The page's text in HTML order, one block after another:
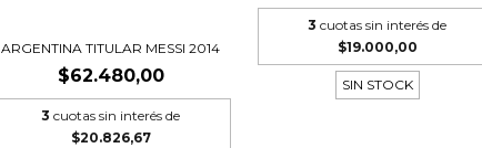
ARGENTINA TITULAR MESSI 2014
$62.480,00
3 cuotas sin interés de
$20.826,67
3 cuotas sin interés de
$19.000,00
SIN STOCK